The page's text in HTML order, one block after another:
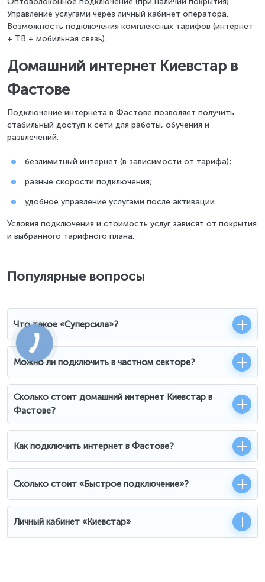
Управление услугами через личный кабинет оператора.
Возможность подключения комплексных тарифов (интернет
+ ТВ + мобильная связь).
Домашний интернет Киевстар в
Фастове
Подключение интернета в Фастове позволяет получить
стабильный доступ к сети для работы, обучения и
развлечений.
безлимитный интернет (в зависимости от тарифа);
разные скорости подключения;
удобное управление услугами после активации.
Условия подключения и стоимость услуг зависят от покрытия
и выбранного тарифного плана.
Популярные вопросы
Что такое «Суперсила»?
Можно ли подключить в частном секторе?
Сколько стоит домашний интернет Киевстар в
Фастове?
Как подключить интернет в Фастове?
Сколько стоит «Быстрое подключение»?
Личный кабинет «Киевстар»